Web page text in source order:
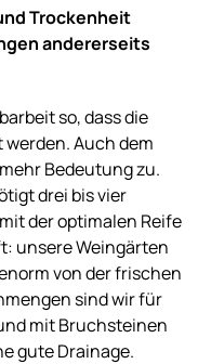
Trockenheit
andererseits
so, dass die
Auch dem
Bedeutung zu.
drei bis vier
der optimalen Reife
unsere Weingärten
von der frischen
sind wir für
mit Bruchsteinen
gute Drainage.